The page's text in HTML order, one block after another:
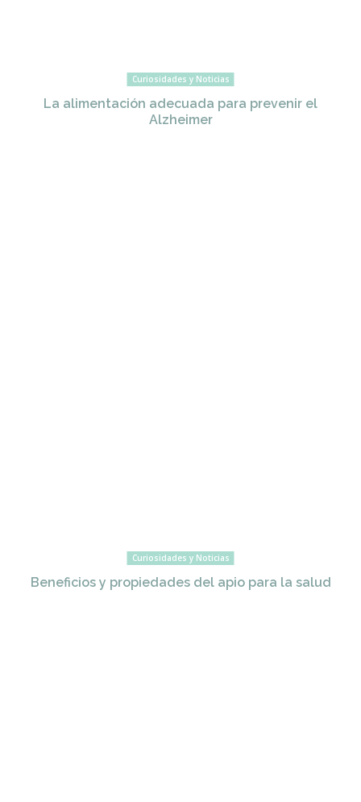
Curiosidades y Noticias
La alimentación adecuada para prevenir el
Alzheimer
Curiosidades y Noticias
Beneficios y propiedades del apio para la salud